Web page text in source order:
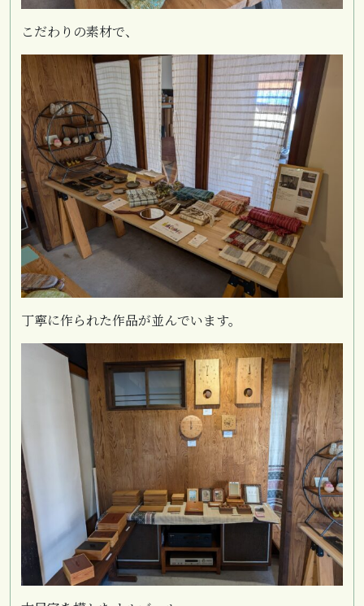
こだわりの素材で、
丁寧に作られた作品が並んでいます。